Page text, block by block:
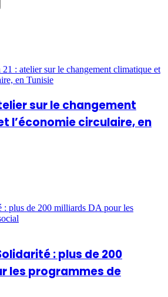
sur le changement
l’économie circulaire, en
: plus de 200 milliards DA pour les
: plus de 200
les programmes de